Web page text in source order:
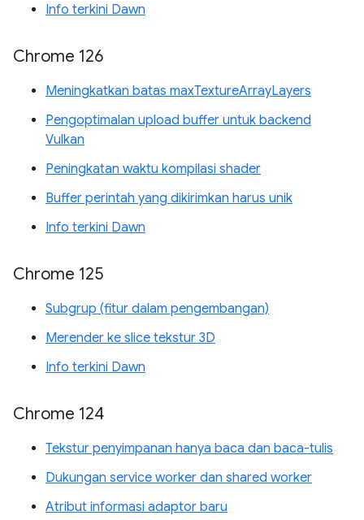
Info terkini Dawn
Chrome 126
Meningkatkan batas maxTextureArrayLayers
Pengoptimalan upload buffer untuk backend
Vulkan
Peningkatan waktu kompilasi shader
Buffer perintah yang dikirimkan harus unik
Info terkini Dawn
Chrome 125
Subgrup (fitur dalam pengembangan)
Merender ke slice tekstur 3D
Info terkini Dawn
Chrome 124
Tekstur penyimpanan hanya baca dan baca-tulis
Dukungan service worker dan shared worker
Atribut informasi adaptor baru